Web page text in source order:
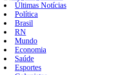
Últimas Notícias
Política
Brasil
RN
Mundo
Economia
Saúde
Esportes